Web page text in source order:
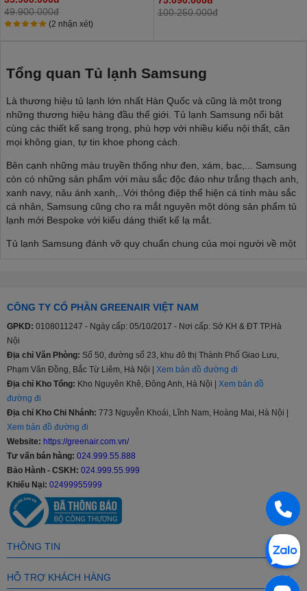
49.900.000đ
(2 nhận xét)
100.250.000đ
Tổng quan Tủ lạnh Samsung
Là thương hiệu tủ lạnh lớn nhất Hàn Quốc và cũng là một trong
những thương hiệu hàng đầu thế giới. Tủ lạnh Samsung nổi bật
cùng các thiết kế sang trọng, phù hợp với nhiều kiểu nội thất, cân
mọi không gian, tự tin khoe phong cách.
Bên cạnh những màu truyền thống như đen, xám, bạc,... Samsung
còn có những sản phẩm với màu sắc độc đáo như trắng thạch anh,
xanh navy, nâu ánh xanh,..Với thông điệp thể hiện cá tính màu sắc
cá nhân, Samsung cũng cho ra mắt nguyên một dòng sản phẩm tủ
lạnh mới Bespoke với kiểu dáng thiết kế lạ mắt.
Tủ lạnh Samsung đánh vỡ quy chuẩn chung của mọi người về một
Tủ lạnh Samsung sản xuất với nhiều kích thước khác nhau 208l,
236l, 360l, 380l, 488l…cho đến 648l và 655 lít giúp người tiêu dùng
thoải mái lựa chọn sản phẩm phù hợp với nhu cầu, tiếp xúc với
lượng lớn khách hàng hơn, từ phân khúc tầm trung, trung - cao
cấp hay cao cấp.
Chế độ bảo hành
Thời gian bảo hành của tủ lạnh Samsung chính hãng là 2 năm và
20 năm với máy nén, bảo hành tại nhà.
Các công nghệ nổi bật ở Tủ lạnh Samsung
Công nghệ làm lạnh vòm All-around Cooling
Diệt khuẩn, khử mùi lọc không khí bằng than hoạt tính
Tiết kiệm điện, chạy êm ái Digital Inverter
Green Air tự hào là nhà phân phối trực tiếp sản phẩm từ các nhãn
CÔNG TY CỔ PHẦN GREENAIR VIỆT NAM
GPKD: 0108011247 - Ngày cấp: 05/10/2017 - Nơi cấp: Sở KH & ĐT TP.Hà
Nội
Địa chỉ Văn Phòng: Số 50, đường số 23, khu đô thị Thành Phố Giao Lưu,
Phạm Văn Đồng, Bắc Từ Liêm, Hà Nội | Xem bản đồ đường đi
Địa chỉ Kho Tổng: Kho Nguyên Khê, Đông Anh, Hà Nội | Xem bản đồ
đường đi
Địa chỉ Kho Chi Nhánh: 773 Nguyễn Khoái, Lĩnh Nam, Hoàng Mai, Hà Nội |
Xem bản đồ đường đi
Website: https://greenair.com.vn/
Tư vấn bán hàng: 024.999.55.888
Bảo Hành - CSKH: 024.999.55.999
Khiếu Nại: 02499955999
THÔNG TIN
HỖ TRỢ KHÁCH HÀNG